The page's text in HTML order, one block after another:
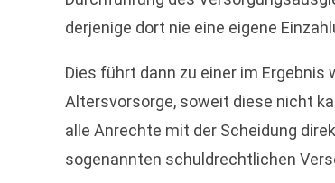
derjenige dort nie eine eigene
Dies führt dann zu einer im
Altersvorsorge, soweit diese nicht
alle Anrechte mit der Scheidung
sogenannten schuldrechtlichen